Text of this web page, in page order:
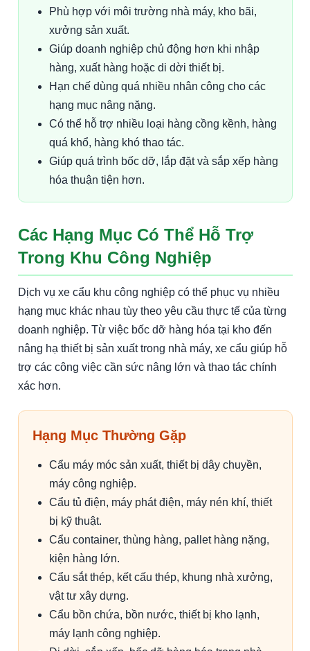
Phù hợp với môi trường nhà máy, kho bãi,
xưởng sản xuất.
Giúp doanh nghiệp chủ động hơn khi nhập
hàng, xuất hàng hoặc di dời thiết bị.
Hạn chế dùng quá nhiều nhân công cho các
hạng mục nâng nặng.
Có thể hỗ trợ nhiều loại hàng cồng kềnh, hàng
quá khổ, hàng khó thao tác.
Giúp quá trình bốc dỡ, lắp đặt và sắp xếp hàng
hóa thuận tiện hơn.
Các Hạng Mục Có Thể Hỗ Trợ
Trong Khu Công Nghiệp
Dịch vụ xe cẩu khu công nghiệp có thể phục vụ nhiều
hạng mục khác nhau tùy theo yêu cầu thực tế của từng
doanh nghiệp. Từ việc bốc dỡ hàng hóa tại kho đến
nâng hạ thiết bị sản xuất trong nhà máy, xe cẩu giúp hỗ
trợ các công việc cần sức nâng lớn và thao tác chính
xác hơn.
Hạng Mục Thường Gặp
Cẩu máy móc sản xuất, thiết bị dây chuyền,
máy công nghiệp.
Cẩu tủ điện, máy phát điện, máy nén khí, thiết
bị kỹ thuật.
Cẩu container, thùng hàng, pallet hàng nặng,
kiện hàng lớn.
Cẩu sắt thép, kết cấu thép, khung nhà xưởng,
vật tư xây dựng.
Cẩu bồn chứa, bồn nước, thiết bị kho lạnh,
máy lạnh công nghiệp.